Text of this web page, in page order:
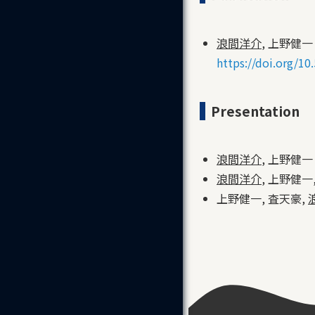
浪間洋介, 上野健
https://doi.org/
Presentation
浪間洋介, 上野健
浪間洋介, 上野健
上野健一, 査天豪,